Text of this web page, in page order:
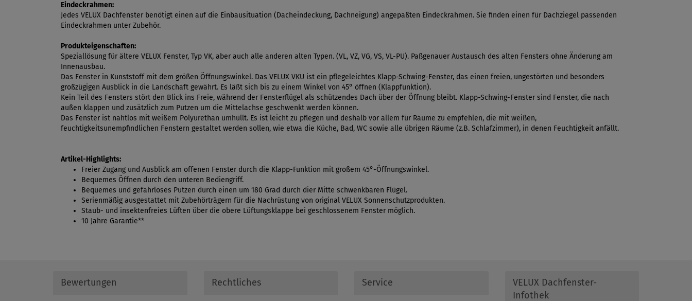
Eindeckrahmen:
Jedes VELUX Dachfenster benötigt einen auf die Einbausituation (Dacheindeckung, Dachneigung) angepaßten Eindeckrahmen. Sie finden einen für Dachziegel passenden
Eindeckrahmen unter Zubehör.
Produkteigenschaften:
Speziallösung für ältere VELUX Fenster, Typ VK, aber auch alle anderen alten Typen. (VL, VZ, VG, VS, VL-PU). Paßgenauer Austausch des alten Fensters ohne Änderung am
Innenausbau.
Das Fenster in Kunststoff mit dem größen Öffnungswinkel. Das VELUX VKU ist ein pflegeleichtes Klapp-Schwing-Fenster, das einen freien, ungestörten und besonders
großzügigen Ausblick in die Landschaft gewährt. Es läßt sich bis zu einem Winkel von 45° öffnen (Klappfunktion).
Kein Teil des Fensters stört den Blick ins Freie, während der Fensterflügel als schützendes Dach über der Öffnung bleibt. Klapp-Schwing-Fenster sind Fenster, die nach
außen klappen und zusätzlich zum Putzen um die Mittelachse geschwenkt werden können.
Das Fenster ist nahtlos mit weißem Polyurethan umhüllt. Es ist leicht zu pflegen und deshalb vor allem für Räume zu empfehlen, die mit weißen,
feuchtigkeitsunempfindlichen Fenstern gestaltet werden sollen, wie etwa die Küche, Bad, WC sowie alle übrigen Räume (z.B. Schlafzimmer), in denen Feuchtigkeit anfällt.
Artikel-Highlights:
Freier Zugang und Ausblick am offenen Fenster durch die Klapp-Funktion mit großem 45°-Öffnungswinkel.
Bequemes Öffnen durch den unteren Bediengriff.
Bequemes und gefahrloses Putzen durch einen um 180 Grad durch dier Mitte schwenkbaren Flügel.
Serienmäßig ausgestattet mit Zubehörträgern für die Nachrüstung von original VELUX Sonnenschutzprodukten.
Staub- und insektenfreies Lüften über die obere Lüftungsklappe bei geschlossenem Fenster möglich.
10 Jahre Garantie**
Bewertungen Rechtliches Service
VELUX Dachfenster-
Infothek